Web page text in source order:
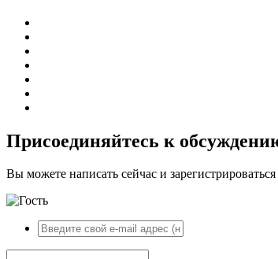
Присоединяйтесь к
Вы можете написать сейчас и